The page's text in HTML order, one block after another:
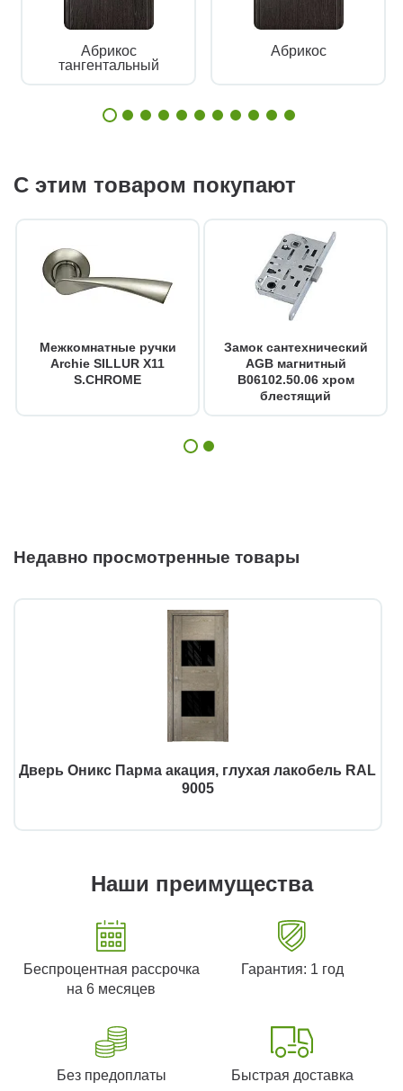
Абрикос
тангентальный
Абрикос
С этим товаром покупают
Межкомнатные ручки
Archie SILLUR X11
S.CHROME
Замок сантехнический
AGB магнитный
B06102.50.06 хром
блестящий
Недавно просмотренные товары
Дверь Оникс Парма акация, глухая лакобель RAL
9005
Наши преимущества
Беспроцентная рассрочка
на 6 месяцев
Гарантия: 1 год
Без предоплаты Быстрая доставка